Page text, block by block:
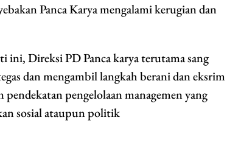
Panca Karya mengalami kerugian dan
ini, Direksi PD Panca karya terutama sang
dan mengambil langkah berani dan eksrim
pengelolaan managemen yang
sosial ataupun politik